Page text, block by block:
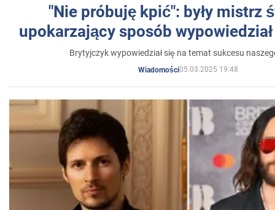
"Nie próbuję kpić": były mistrz
upokarzający sposób
Brytyjczyk wypowiedział się na temat sukcesu
Wiadomości05.03.2025 19:48